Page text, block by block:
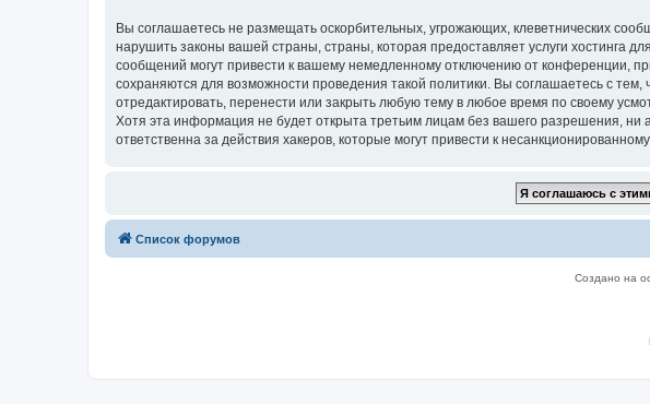
Вы соглашаетесь не размещать оскорбительных, угрожающих, клеветнических
нарушить законы вашей страны, страны, которая предоставляет услуги хостинга
сообщений могут привести к вашему немедленному отключению от конференции,
сохраняются для возможности проведения такой политики. Вы соглашаетесь с
отредактировать, перенести или закрыть любую тему в любое время по своему
Хотя эта информация не будет открыта третьим лицам без вашего разрешения,
ответственна за действия хакеров, которые могут привести к
Список форумов
Создано на